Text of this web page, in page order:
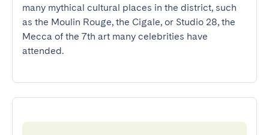
many mythical cultural places in the district, such
as the Moulin Rouge, the Cigale, or Studio 28, the
Mecca of the 7th art many celebrities have
attended.